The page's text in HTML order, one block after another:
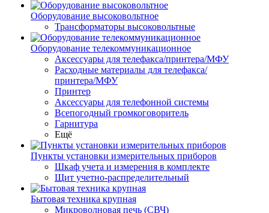
Оборудование высоковольтное
Трансформаторы высоковольтные
Оборудование телекоммуникационное
Аксессуары для телефакса/принтера/МФУ
Расходные материалы для телефакса/
принтера/МФУ
Принтер
Аксессуары для телефонной системы
Всепогодный громкоговоритель
Гарнитура
Ещё
Пункты установки измерительных приборов
Шкаф учета и измерения в комплекте
Щит учетно-распределительный
Бытовая техника крупная
Микроволновая печь (СВЧ)